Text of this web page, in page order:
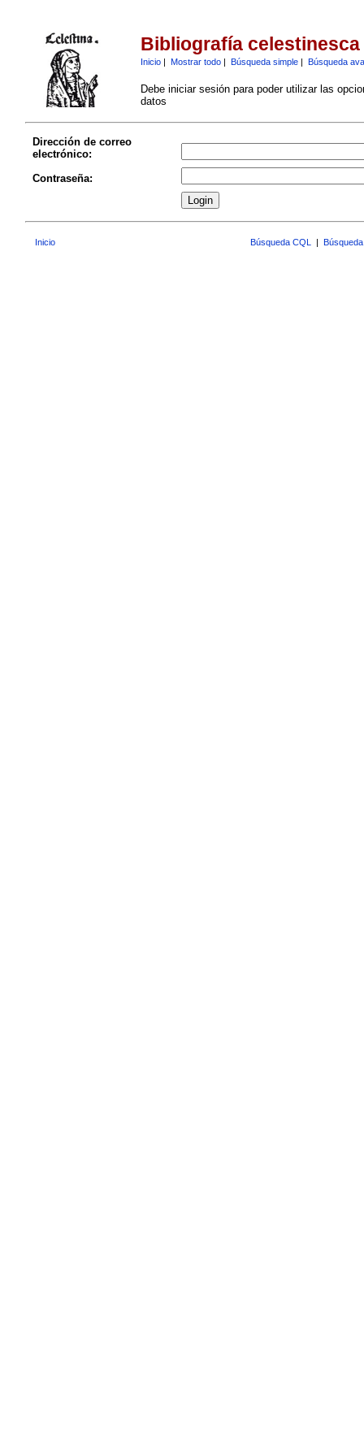
Bibliografía celestinesca
Inicio| Mostrar todo| Búsqueda simple| Búsqueda
Debe iniciar sesión para poder utilizar las
datos
Dirección de correo
electrónico:
Contraseña:
Inicio Búsqueda CQL |